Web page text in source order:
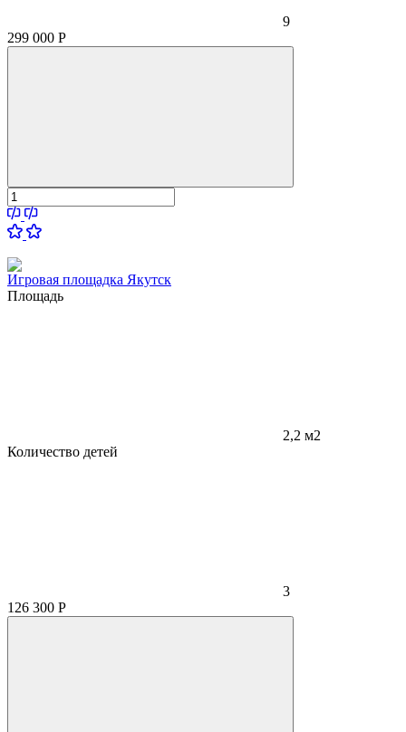
9
299 000 Р
Игровая площадка Якутск
Площадь
2,2 м2
Количество детей
3
126 300 Р